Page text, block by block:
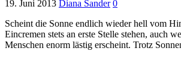
19. Juni 2013 Diana Sander 0
Scheint die Sonne endlich wieder hell vom
Eincremen stets an erste Stelle stehen, auch
Menschen enorm lästig erscheint. Trotz